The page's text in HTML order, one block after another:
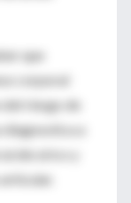
que
corporal
riesgo de
a
úrico y